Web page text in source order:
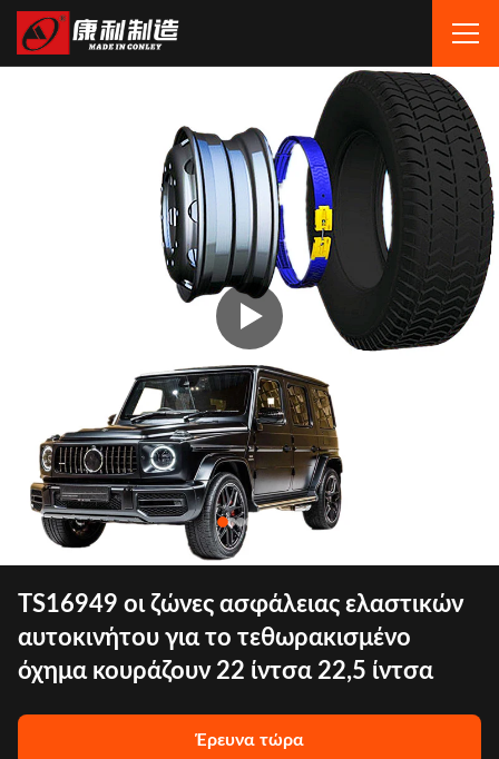
TS16949 οι ζώνες ασφάλειας ελαστικών
αυτοκινήτου για το τεθωρακισμένο
όχημα κουράζουν 22 ίντσα 22,5 ίντσα
Έρευνα τώρα